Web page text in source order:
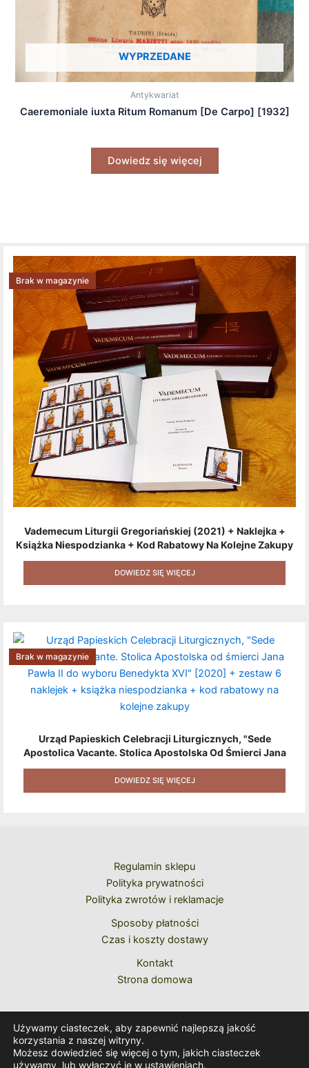
WYPRZEDANE
Antykwariat
Caeremoniale iuxta Ritum Romanum [De Carpo] [1932]
Dowiedz się więcej
Vademecum Liturgii Gregoriańskiej (2021) + Naklejka +
Książka Niespodzianka + Kod Rabatowy Na Kolejne Zakupy
+ Gratis (książka W Formacie Elektronicznym) [zestaw 3
Produktów + Kod Rabatowy + Gratis]
Brak w magazynie
DOWIEDZ SIĘ WIĘCEJ
Urząd Papieskich Celebracji Liturgicznych, "Sede
Apostolica Vacante. Stolica Apostolska Od Śmierci Jana
Pawła II Do Wyboru Benedykta XVI" [2020] + Zestaw 6
Naklejek + Książka Niespodzianka + Kod Rabatowy Na
Kolejne Zakupy
Brak w magazynie
DOWIEDZ SIĘ WIĘCEJ
Regulamin sklepu
Polityka prywatności
Polityka zwrotów i reklamacje
Sposoby płatności
Czas i koszty dostawy
Kontakt
Strona domowa
Używamy ciasteczek, aby zapewnić najlepszą jakość
korzystania z naszej witryny.
Możesz dowiedzieć się więcej o tym, jakich ciasteczek
używamy, lub wyłączyć je w ustawieniach.